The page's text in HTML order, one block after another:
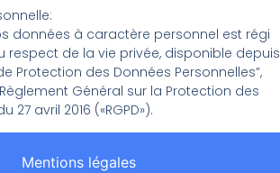
données à caractère personnel est régi
respect de la vie privée, disponible depuis
Protection des Données Personnelles”,
Général sur la Protection des
27 avril 2016 («RGPD»).
Mentions légales